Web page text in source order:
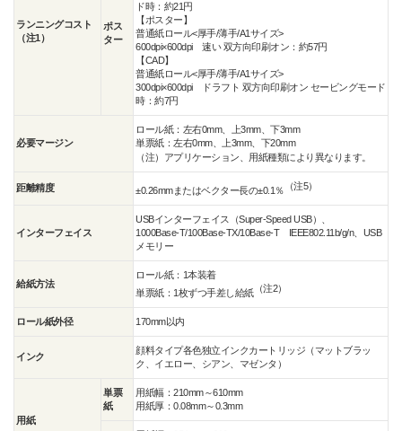
ランニングコスト
（注1）
ポス
ター
ド時：約21円
【ポスター】
普通紙ロール<厚手/薄手/A1サイズ>
600dpi×600dpi 速い 双方向印刷オン：約57円
【CAD】
普通紙ロール<厚手/薄手/A1サイズ>
300dpi×600dpi ドラフト 双方向印刷オン セービングモード
時：約7円
必要マージン
ロール紙：左右0mm、上3mm、下3mm
単票紙：左右0mm、上3mm、下20mm
（注）アプリケーション、用紙種類により異なります。
距離精度 ±0.26mmまたはベクター長の±0.1％ （注5）
インターフェイス
USBインターフェイス（Super-Speed USB）、
1000Base-T/100Base-TX/10Base-T IEEE802.11b/g/n、USB
メモリー
給紙方法
ロール紙：1本装着
単票紙：1枚ずつ手差し給紙 （注2）
ロール紙外径 170mm以内
インク
顔料タイプ各色独立インクカートリッジ（マットブラッ
ク、イエロー、シアン、マゼンタ）
用紙
単票
紙
用紙幅：210mm～610mm
用紙厚：0.08mm～0.3mm